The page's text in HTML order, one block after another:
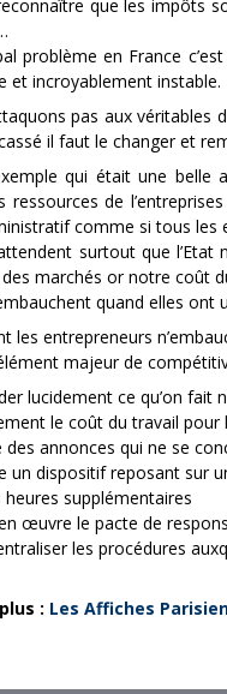
que les impôts
problème en France
et incroyablement instable.
pas aux véritables
il faut le changer et
qui était une belle
ressources de
comme si tous les
surtout que
marchés or notre coût
quand elles ont
les entrepreneurs
majeur de
lucidement ce qu’on fait
le coût du travail pour
des annonces qui ne se
un dispositif reposant sur
heures supplémentaires
œuvre le pacte de
les procédures
: Les Affiches